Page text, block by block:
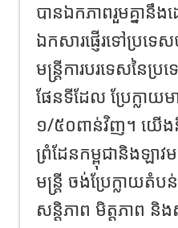
បានឯកភាពរួមគ្នានឹង
ឯកសារផ្ញើរទៅប្រទេ
មន្ត្រីការបរទេសនៃប្
ផែនទីដែល ប្រែក្លាយ
១/៥០ពាន់វិញ។ យើងនឹ
ព្រំដែនកម្ពុជានិងឡា
មន្ត្រី ចង់ប្រែក្លាយតំ
សន្តិភាព មិត្តភាព